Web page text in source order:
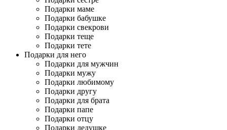
Подарки маме
Подарки бабушке
Подарки свекрови
Подарки теще
Подарки тете
Подарки для него
Подарки для мужчин
Подарки мужу
Подарки любимому
Подарки другу
Подарки для брата
Подарки папе
Подарки отцу
Подарки дедушке